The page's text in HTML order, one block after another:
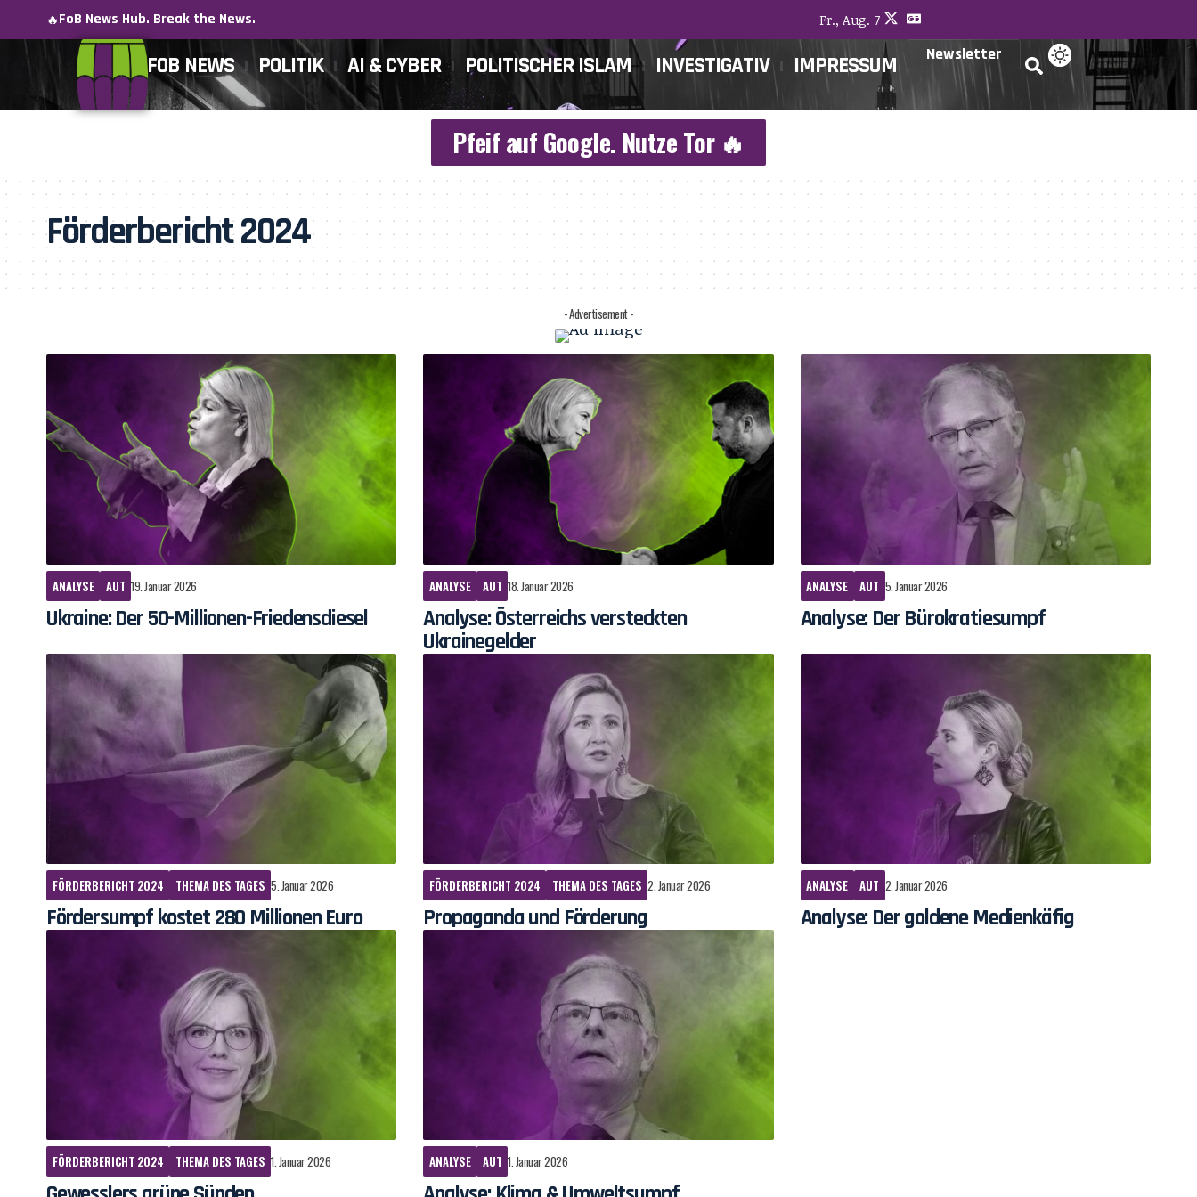
🔥FoB News Hub. Break the News. Fr., Aug. 7
FOB NEWS POLITIK AI & CYBER POLITISCHER ISLAM INVESTIGATIV IMPRESSUM Newsletter
Pfeif auf Google. Nutze Tor 🔥
Förderbericht 2024
- Advertisement -
ANALYSE AUT 19. Januar 2026
Ukraine: Der 50-Millionen-Friedensdiesel
ANALYSE AUT 18. Januar 2026
Analyse: Österreichs versteckten
Ukrainegelder
ANALYSE AUT 5. Januar 2026
Analyse: Der Bürokratiesumpf
FÖRDERBERICHT 2024 THEMA DES TAGES 5. Januar 2026
Fördersumpf kostet 280 Millionen Euro
FÖRDERBERICHT 2024 THEMA DES TAGES 2. Januar 2026
Propaganda und Förderung
ANALYSE AUT 2. Januar 2026
Analyse: Der goldene Medienkäfig
FÖRDERBERICHT 2024 THEMA DES TAGES 1. Januar 2026 ANALYSE AUT 1. Januar 2026